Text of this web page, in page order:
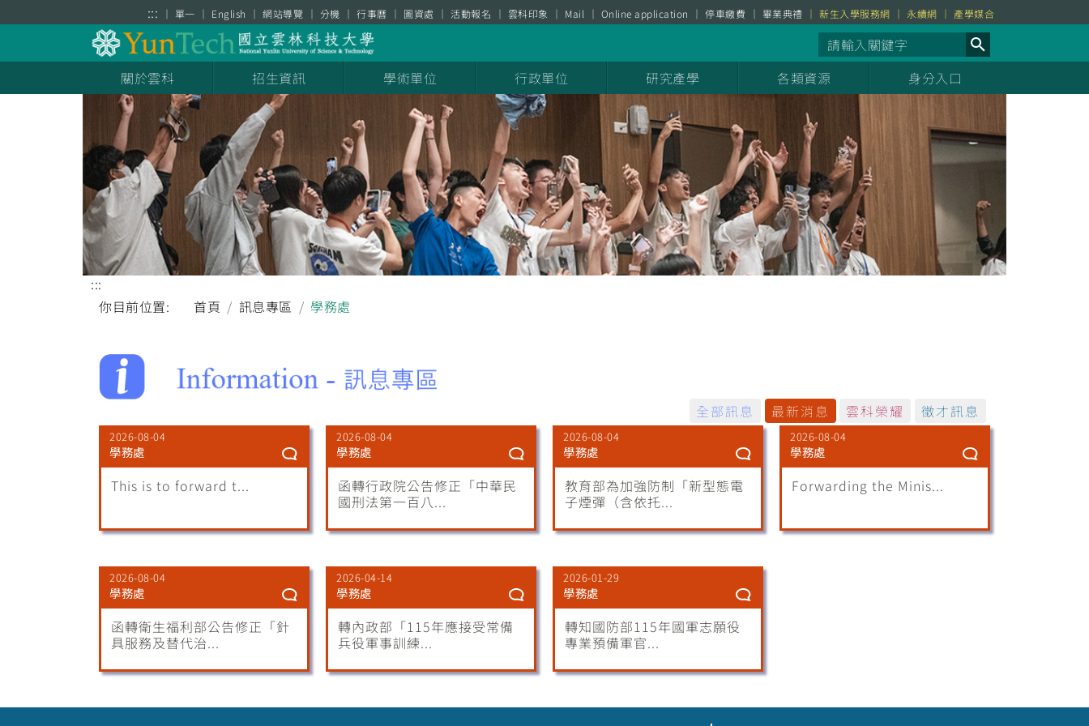
::: 單一 English 網站導覽 分機 行事曆 圖資處 活動報名 雲科印象 Mail Online application 停車繳費 畢業典禮 新生入學服務網 永續網 產學媒合
關於雲科 招生資訊 學術單位 行政單位 研究產學 各類資源 身分入口
:::
你目前位置:
首頁 訊息專區 學務處
全部訊息 最新消息 雲科榮耀 徵才訊息
2026-08-04
學務處
This is to forward t...
2026-08-04
學務處
函轉行政院公告修正「中華民
國刑法第一百八...
2026-08-04
學務處
教育部為加強防制「新型態電
子煙彈（含依托...
2026-08-04
學務處
Forwarding the Minis...
2026-08-04
學務處
函轉衛生福利部公告修正「針
具服務及替代治...
2026-04-14
學務處
轉內政部「115年應接受常備
兵役軍事訓練...
2026-01-29
學務處
轉知國防部115年國軍志願役
專業預備軍官...